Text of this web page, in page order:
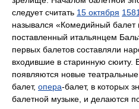
следует считать 15 октября
назывался «Комедийный балет
поставленный итальянцем
первых балетов составляли
входившие в старинную сюиту.
появляются новые
балет, опера-балет, в которых
балетной музыке, и делаются